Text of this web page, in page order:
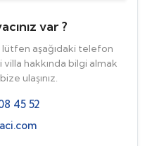
var ?
lütfen aşağıdaki telefon
villa hakkında bilgi almak
ulaşınız.
45 52